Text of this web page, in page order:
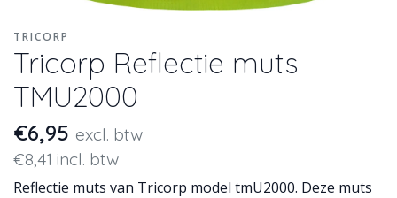
TRICORP
Tricorp Reflectie muts
TMU2000
€6,95 excl. btw
€8,41 incl. btw
Reflectie muts van Tricorp model tmU2000. Deze muts